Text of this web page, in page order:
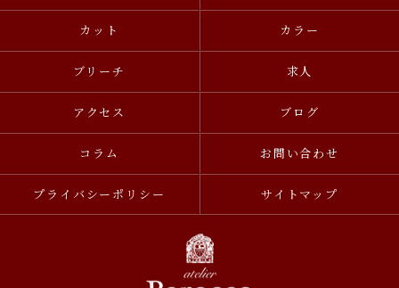
カット カラー
ブリーチ 求人
アクセス ブログ
コラム お問い合わせ
プライバシーポリシー サイトマップ